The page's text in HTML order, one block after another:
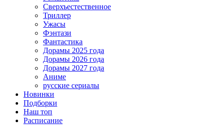
Сверхъестественное
Триллер
Ужасы
Фэнтази
Фантастика
Дорамы 2025 года
Дорамы 2026 года
Дорамы 2027 года
Аниме
русские сериалы
Новинки
Подборки
Наш топ
Расписание